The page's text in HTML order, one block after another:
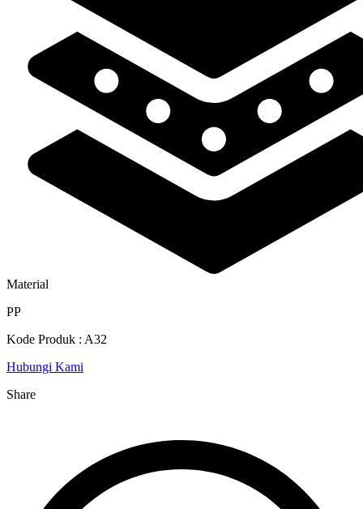
Material
PP
Kode Produk : A32
Hubungi Kami
Share